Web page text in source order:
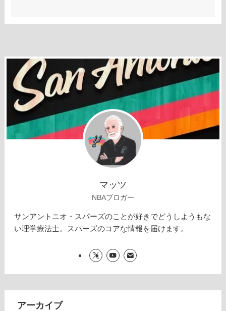
マッツ
NBAブロガー
サンアントニオ・スパーズのことが好きでどうしようもな
い理学療法士。スパーズのコアな情報を届けます。
アーカイブ